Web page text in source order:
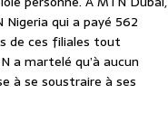
qui a payé 562
de ces filiales tout
a martelé qu’à aucun
à se soustraire à ses